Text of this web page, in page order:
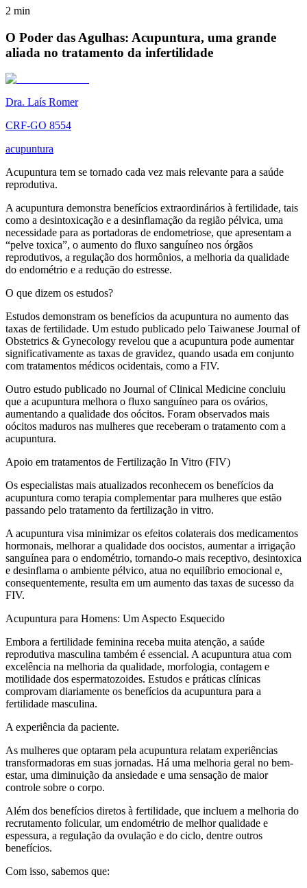
2 min
O Poder das Agulhas: Acupuntura, uma grande
aliada no tratamento da infertilidade
Dra. Laís Romer
CRF-GO 8554
acupuntura
Acupuntura tem se tornado cada vez mais relevante para a saúde
reprodutiva.
A acupuntura demonstra benefícios extraordinários à fertilidade, tais
como a desintoxicação e a desinflamação da região pélvica, uma
necessidade para as portadoras de endometriose, que apresentam a
“pelve toxica”, o aumento do fluxo sanguíneo nos órgãos
reprodutivos, a regulação dos hormônios, a melhoria da qualidade
do endométrio e a redução do estresse.
O que dizem os estudos?
Estudos demonstram os benefícios da acupuntura no aumento das
taxas de fertilidade. Um estudo publicado pelo Taiwanese Journal of
Obstetrics & Gynecology revelou que a acupuntura pode aumentar
significativamente as taxas de gravidez, quando usada em conjunto
com tratamentos médicos ocidentais, como a FIV.
Outro estudo publicado no Journal of Clinical Medicine concluiu
que a acupuntura melhora o fluxo sanguíneo para os ovários,
aumentando a qualidade dos oócitos. Foram observados mais
oócitos maduros nas mulheres que receberam o tratamento com a
acupuntura.
Apoio em tratamentos de Fertilização In Vitro (FIV)
Os especialistas mais atualizados reconhecem os benefícios da
acupuntura como terapia complementar para mulheres que estão
passando pelo tratamento da fertilização in vitro.
A acupuntura visa minimizar os efeitos colaterais dos medicamentos
hormonais, melhorar a qualidade dos oocistos, aumentar a irrigação
sanguínea para o endométrio, tornando-o mais receptivo, desintoxica
e desinflama o ambiente pélvico, atua no equilíbrio emocional e,
consequentemente, resulta em um aumento das taxas de sucesso da
FIV.
Acupuntura para Homens: Um Aspecto Esquecido
Embora a fertilidade feminina receba muita atenção, a saúde
reprodutiva masculina também é essencial. A acupuntura atua com
excelência na melhoria da qualidade, morfologia, contagem e
motilidade dos espermatozoides. Estudos e práticas clínicas
comprovam diariamente os benefícios da acupuntura para a
fertilidade masculina.
A experiência da paciente.
As mulheres que optaram pela acupuntura relatam experiências
transformadoras em suas jornadas. Há uma melhoria geral no bem-
estar, uma diminuição da ansiedade e uma sensação de maior
controle sobre o corpo.
Além dos benefícios diretos à fertilidade, que incluem a melhoria do
recrutamento folicular, um endométrio de melhor qualidade e
espessura, a regulação da ovulação e do ciclo, dentre outros
benefícios.
Com isso, sabemos que: